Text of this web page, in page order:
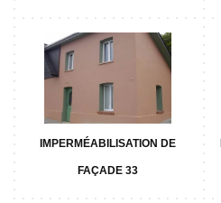
IMPERMÉABILISATION DE
FAÇADE 33